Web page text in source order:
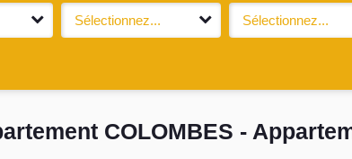
Sélectionnez... Sélectionnez...
COLOMBES -